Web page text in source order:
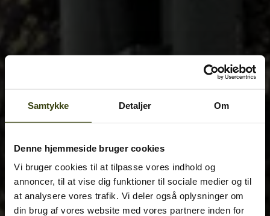
Samtykke Detaljer Om
Denne hjemmeside bruger cookies
Vi bruger cookies til at tilpasse vores indhold og
annoncer, til at vise dig funktioner til sociale medier og til
at analysere vores trafik. Vi deler også oplysninger om
din brug af vores website med vores partnere inden for